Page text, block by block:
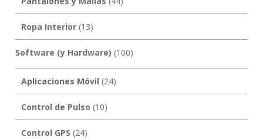
Ropa Interior(13)
Software (y Hardware) (100)
Aplicaciones Móvil (24)
Control de Pulso (10)
Control GPS (24)